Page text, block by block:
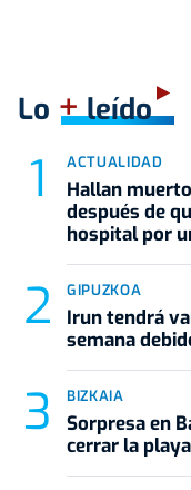
Lo +leído
ACTUALIDAD
Hallan
después de
hospital por
GIPUZKOA
Irun tendrá
semana
BIZKAIA
Sorpresa en
cerrar la